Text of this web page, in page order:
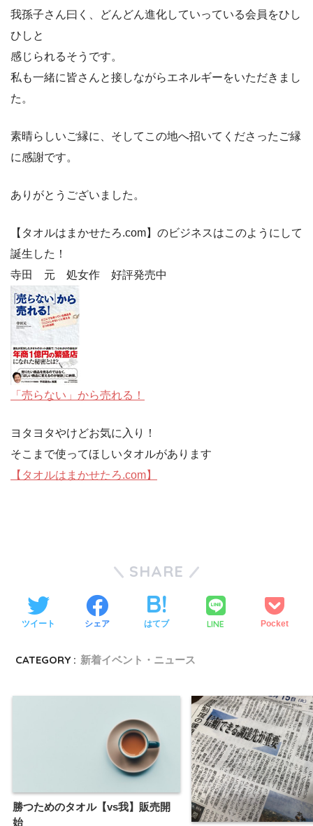
我孫子さん曰く、どんどん進化していっている会員をひし
ひしと
感じられるそうです。
私も一緒に皆さんと接しながらエネルギーをいただきまし
た。
素晴らしいご縁に、そしてこの地へ招いてくださったご縁
に感謝です。
ありがとうございました。
【タオルはまかせたろ.com】のビジネスはこのようにして
誕生した！
寺田 元 処女作 好評発売中
「売らない」から売れる！
ヨタヨタやけどお気に入り！
そこまで使ってほしいタオルがあります
【タオルはまかせたろ.com】
SHARE
ツイート シェア はてブ LINE Pocket
CATEGORY : 新着イベント・ニュース
勝つためのタオル【vs我】販売開
始